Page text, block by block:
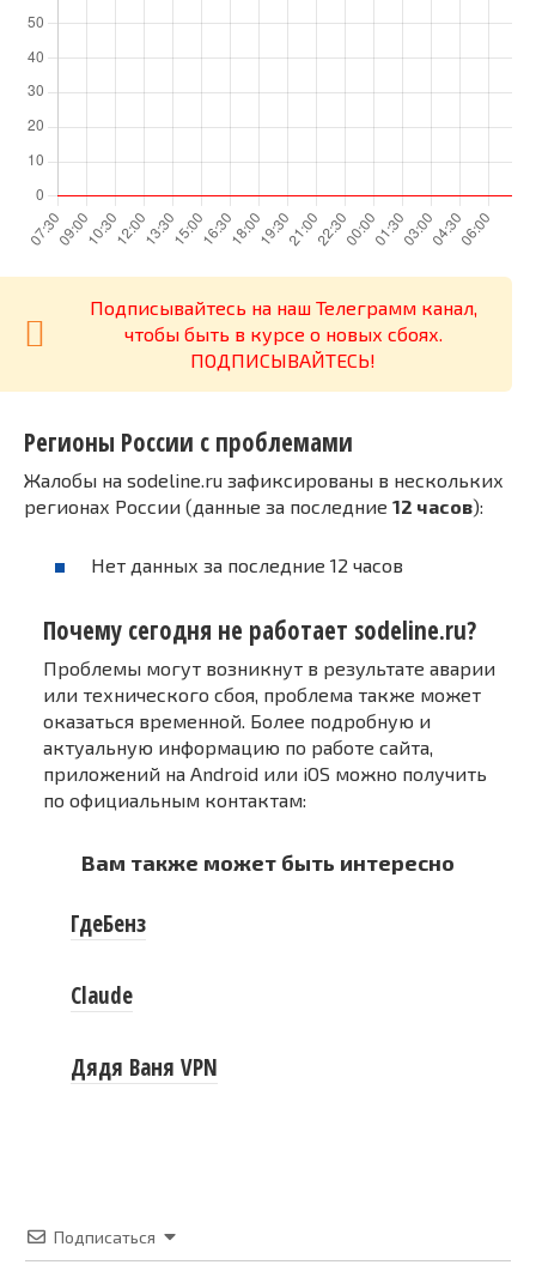
Подписывайтесь на наш Телеграмм канал,
чтобы быть в курсе о новых сбоях.
ПОДПИСЫВАЙТЕСЬ!
Регионы России с проблемами
Жалобы на sodeline.ru зафиксированы в нескольких
регионах России (данные за последние 12 часов):
Нет данных за последние 12 часов
Почему сегодня не работает sodeline.ru?
Проблемы могут возникнут в результате аварии
или технического сбоя, проблема также может
оказаться временной. Более подробную и
актуальную информацию по работе сайта,
приложений на Android или iOS можно получить
по официальным контактам:
Вам также может быть интересно
ГдеБенз
Claude
Дядя Ваня VPN
Подписаться